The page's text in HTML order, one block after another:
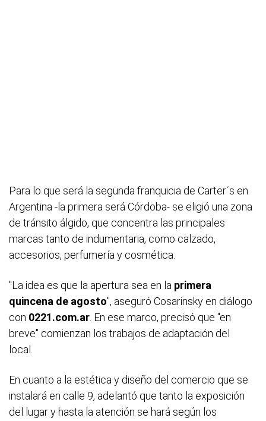
Para lo que será la segunda franquicia de Carter´s en
Argentina -la primera será Córdoba- se eligió una zona
de tránsito álgido, que concentra las principales
marcas tanto de indumentaria, como calzado,
accesorios, perfumería y cosmética.
"La idea es que la apertura sea en la primera
quincena de agosto", aseguró Cosarinsky en diálogo
con 0221.com.ar . En ese marco, precisó que "en
breve" comienzan los trabajos de adaptación del
local.
En cuanto a la estética y diseño del comercio que se
instalará en calle 9, adelantó que tanto la exposición
del lugar y hasta la atención se hará según los